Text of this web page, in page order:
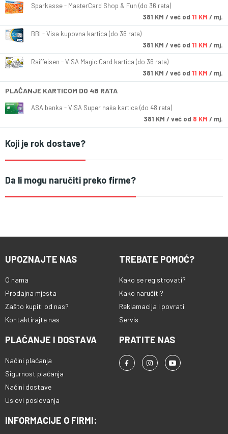
Sparkasse - MasterCard Shop & Fun (do 36 rata)
381 KM / već od 11 KM / mj.
BBI - Visa kupovna kartica (do 36 rata)
381 KM / već od 11 KM / mj.
Raiffeisen - VISA Magic Card kartica (do 36 rata)
381 KM / već od 11 KM / mj.
PLAĆANJE KARTICOM DO 48 RATA
ASA banka - VISA Super naša kartica (do 48 rata)
381 KM / već od 8 KM / mj.
Koji je rok dostave?
Da li mogu naručiti preko firme?
UPOZNAJTE NAS
O nama
Prodajna mjesta
Zašto kupiti od nas?
Kontaktirajte nas
TREBATE POMOĆ?
Kako se registrovati?
Kako naručiti?
Reklamacija i povrati
Servis
PLAĆANJE I DOSTAVA
Načini plaćanja
Sigurnost plaćanja
Načini dostave
Uslovi poslovanja
PRATITE NAS
INFORMACIJE O FIRMI: